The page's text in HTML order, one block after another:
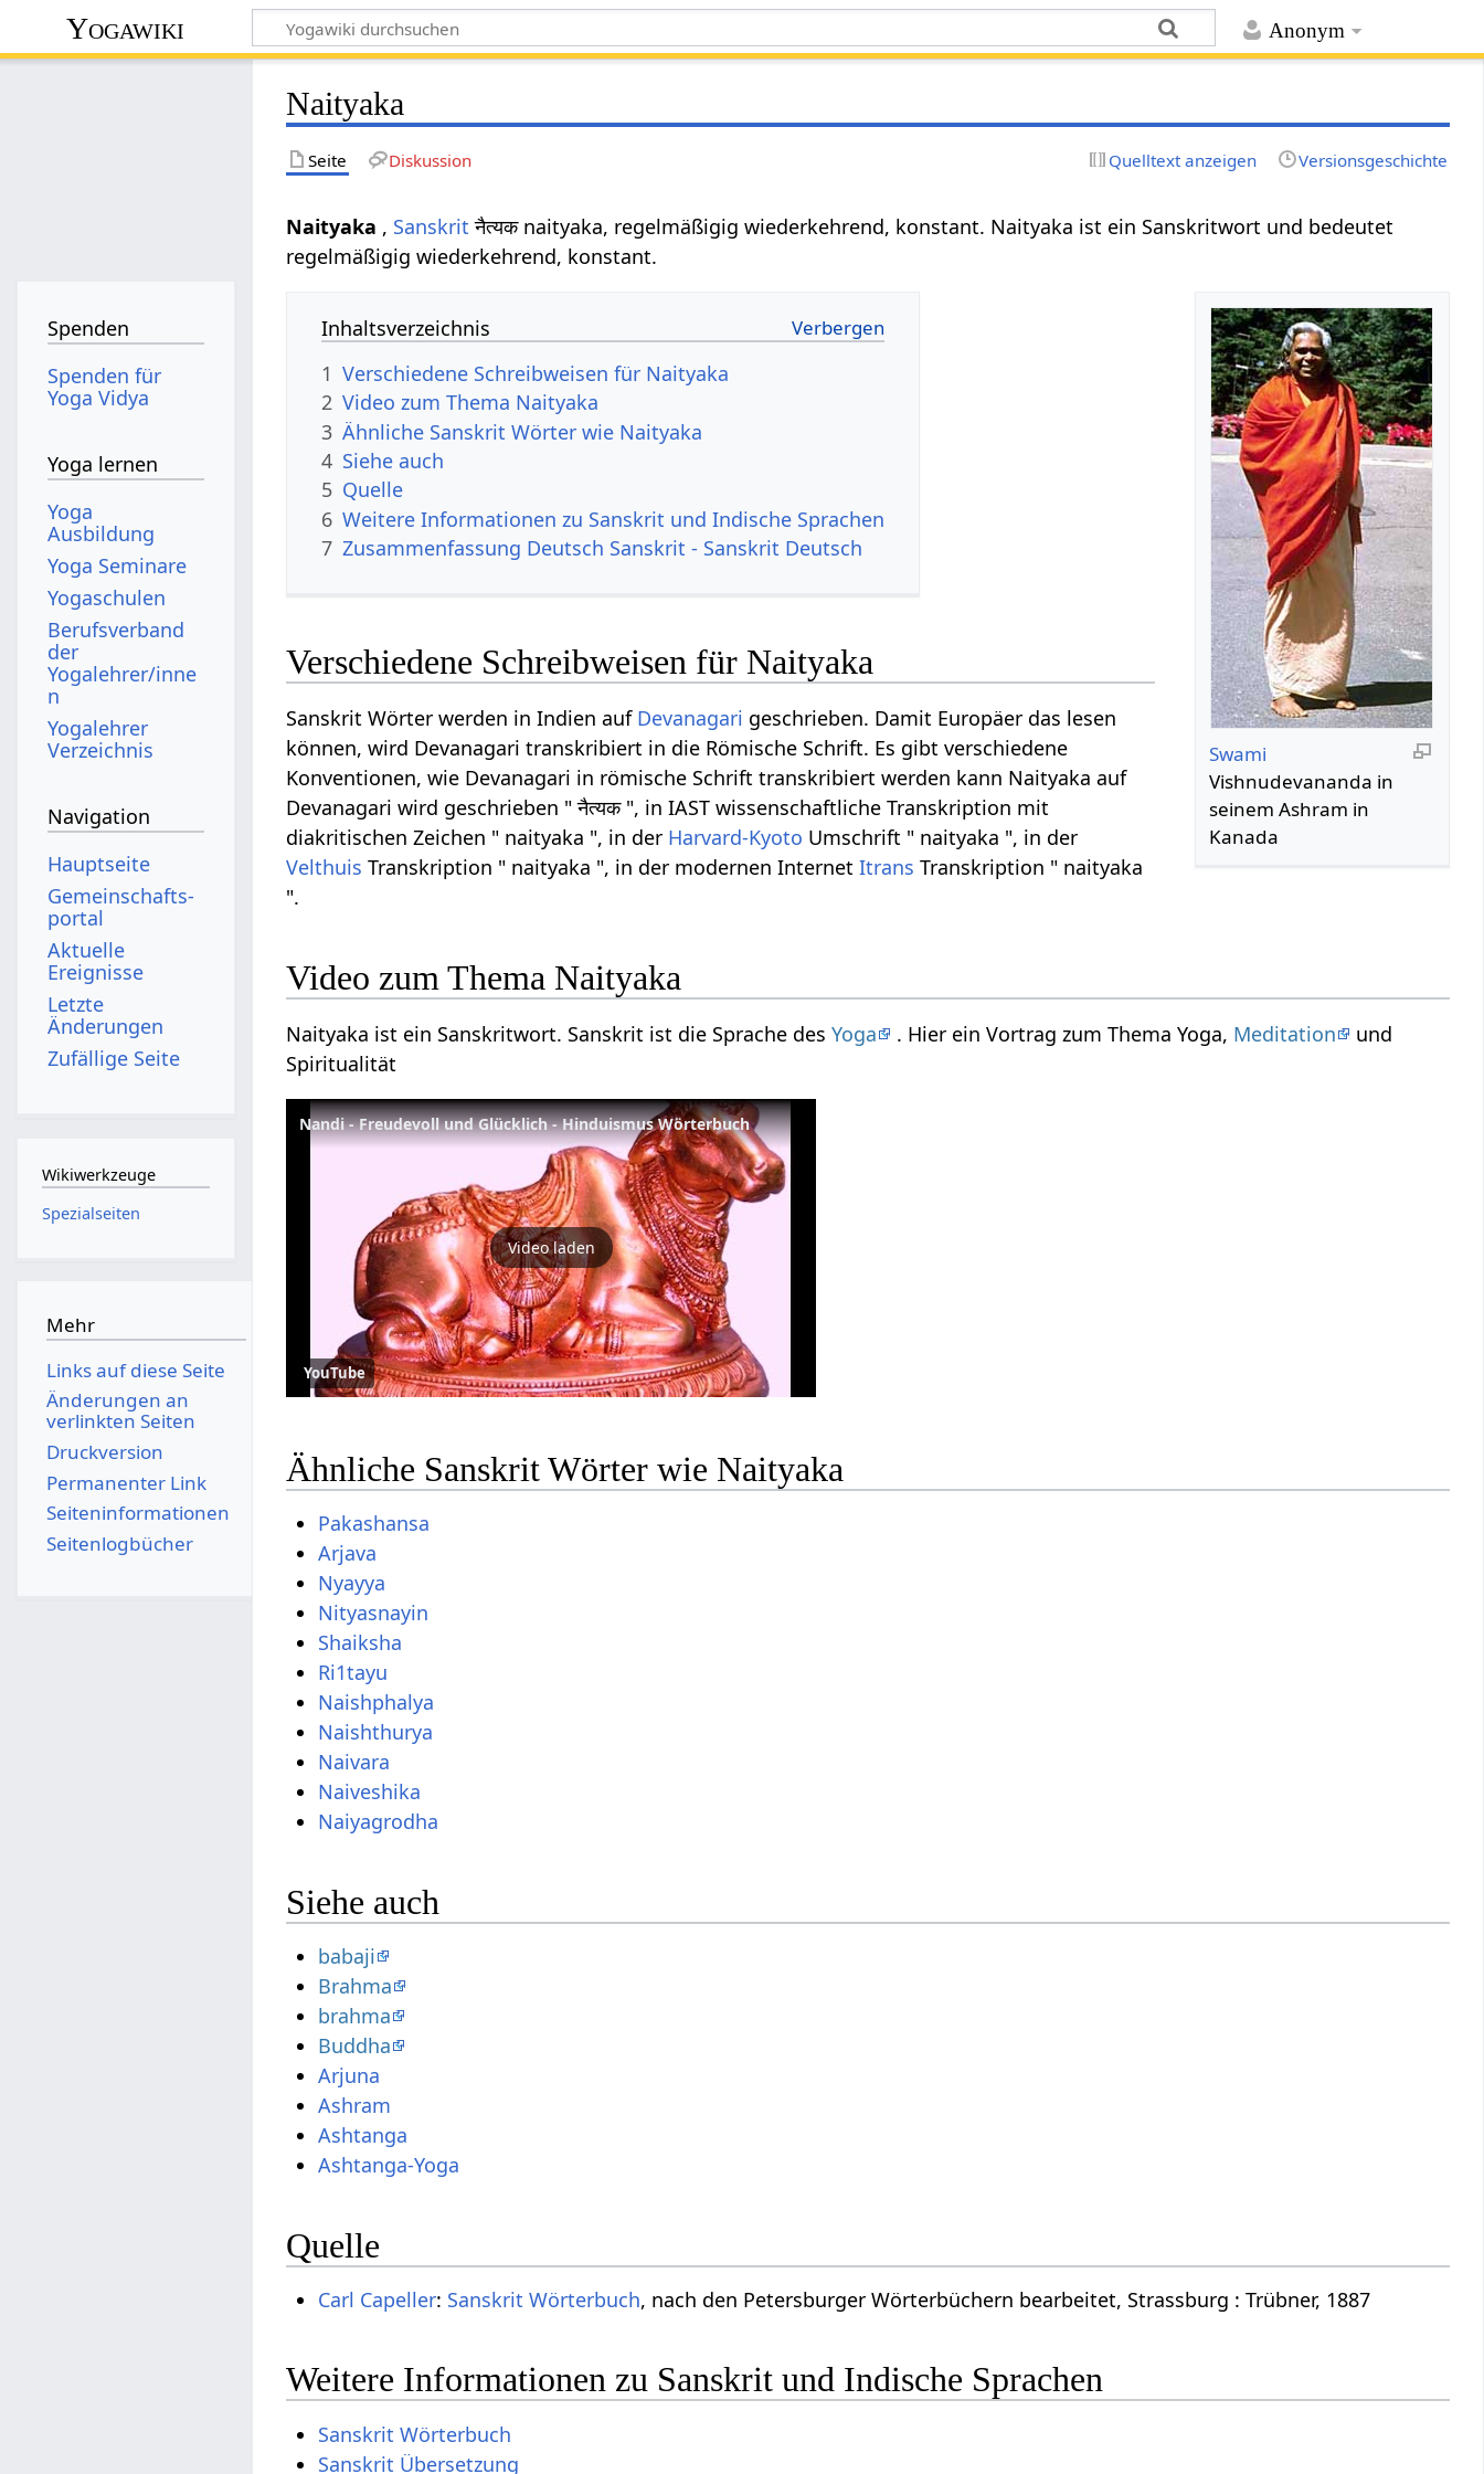
Anonym
Yogawiki
Naityaka
Seite Diskussion Quelltext anzeigen Versionsgeschichte
Naityaka , Sanskrit नैत्यक naityaka, regelmäßigig wiederkehrend, konstant. Naityaka ist ein Sanskritwort und bedeutet
regelmäßigig wiederkehrend, konstant.
Swami
Vishnudevananda in
seinem Ashram in
Kanada
Inhaltsverzeichnis
1 Verschiedene Schreibweisen für Naityaka
2 Video zum Thema Naityaka
3 Ähnliche Sanskrit Wörter wie Naityaka
4 Siehe auch
5 Quelle
6 Weitere Informationen zu Sanskrit und Indische Sprachen
7 Zusammenfassung Deutsch Sanskrit - Sanskrit Deutsch
Verschiedene Schreibweisen für Naityaka
Sanskrit Wörter werden in Indien auf Devanagari geschrieben. Damit Europäer das lesen
können, wird Devanagari transkribiert in die Römische Schrift. Es gibt verschiedene
Konventionen, wie Devanagari in römische Schrift transkribiert werden kann Naityaka auf
Devanagari wird geschrieben " नैत्यक ", in IAST wissenschaftliche Transkription mit
diakritischen Zeichen " naityaka ", in der Harvard-Kyoto Umschrift " naityaka ", in der
Velthuis Transkription " naityaka ", in der modernen InternetItrans Transkription " naityaka
".
Video zum Thema Naityaka
Naityaka ist ein Sanskritwort. Sanskrit ist die Sprache desYoga . Hier ein Vortrag zum Thema Yoga, Meditation
und
Spiritualität
Nandi - Freudevoll und Glücklich - Hinduismus Wörterbuch
Video laden
YouTube
Ähnliche Sanskrit Wörter wie Naityaka
Pakashansa
Arjava
Nyayya
Nityasnayin
Shaiksha
Ri1tayu
Naishphalya
Naishthurya
Naivara
Naiveshika
Naiyagrodha
Siehe auch
babaji
Brahma
brahma
Buddha
Arjuna
Ashram
Ashtanga
Ashtanga-Yoga
Quelle
Carl Capeller: Sanskrit Wörterbuch, nach den Petersburger Wörterbüchern bearbeitet, Strassburg : Trübner, 1887
Weitere Informationen zu Sanskrit und Indische Sprachen
Sanskrit Wörterbuch
Sanskrit Übersetzung
Spenden
Spenden für
Yoga Vidya
Yoga lernen
Yoga
Ausbildung
Yoga Seminare
Yogaschulen
Berufsverband
der
Yogalehrer/inne
n
Yogalehrer
Verzeichnis
Navigation
Hauptseite
Gemeinschafts­
portal
Aktuelle
Ereignisse
Letzte
Änderungen
Zufällige Seite
Wikiwerkzeuge
Spezialseiten
Mehr
Links auf diese Seite
Änderungen an
verlinkten Seiten
Druckversion
Permanenter Link
Seiten­­informationen
Seitenlogbücher